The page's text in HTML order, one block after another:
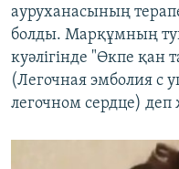
ауруханасының
болды. Марқұмның
куәлігінде "Өкпе қан
(Легочная эмболия с
легочном сердце) деп